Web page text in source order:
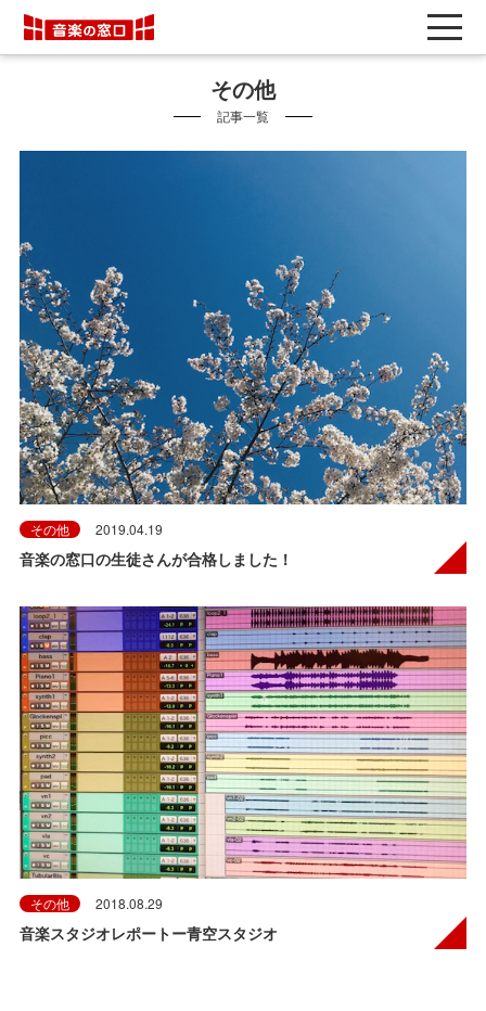
その他
記事一覧
その他 2019.04.19
音楽の窓口の生徒さんが合格しました！
その他 2018.08.29
音楽スタジオレポートー青空スタジオ